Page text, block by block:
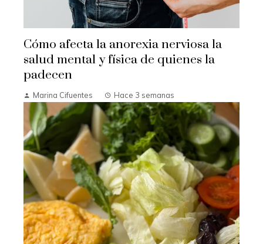
Cómo afecta la anorexia nerviosa la
salud mental y física de quienes la
padecen
Marina Cifuentes Hace 3 semanas